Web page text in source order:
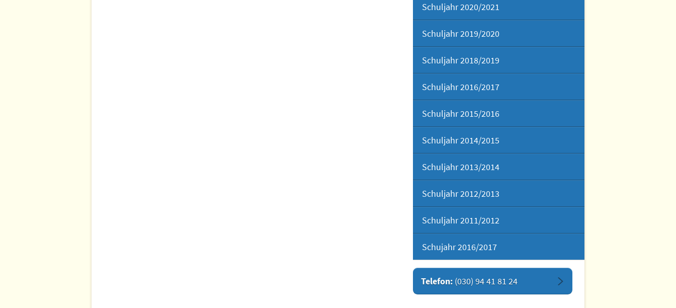
Schuljahr 2020/2021
Schuljahr 2019/2020
Schuljahr 2018/2019
Schuljahr 2016/2017
Schuljahr 2015/2016
Schuljahr 2014/2015
Schuljahr 2013/2014
Schuljahr 2012/2013
Schuljahr 2011/2012
Schujahr 2016/2017
Telefon: (030) 94 41 81 24